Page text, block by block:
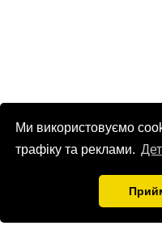
Ми використовуємо
трафіку та реклами.
© Патріоти України 2026
info@